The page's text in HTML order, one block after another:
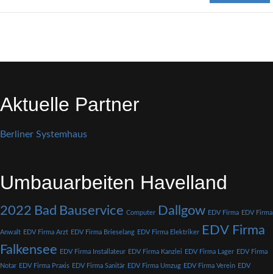
Aktuelle Partner
Berliner Systemhaus
Umbauarbeiten Havelland
2022 Bad Bauservice Computer Dallgow EDV Firma EDV Firma
Anwalt EDV Firma Arzt EDV Firma Brieselang EDV Firma Elektriker EDV Firma
Falkensee
EDV Firma Installateur EDV Firma Kanzlei EDV Firma Lager EDV Firma
Notar EDV Firma Praxis EDV Firma Sanitär EDV Firma Umzug EDV Firma Verein EDV